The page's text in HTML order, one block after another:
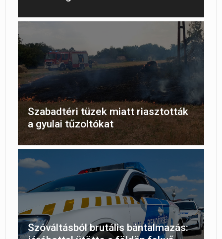
Szabadtéri tüzek miatt riasztották
a gyulai tűzoltókat
Szóváltásból brutális bántalmazás: